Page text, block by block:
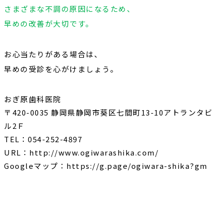
さまざまな不調の原因になるため、
早めの改善が大切です。
お心当たりがある場合は、
早めの受診を心がけましょう。
おぎ原歯科医院
〒420-0035 静岡県静岡市葵区七間町13-10アトランタビ
ル2Ｆ
TEL：054-252-4897
URL： http://www.ogiwarashika.com/
Googleマップ： https://g.page/ogiwara-shika?gm